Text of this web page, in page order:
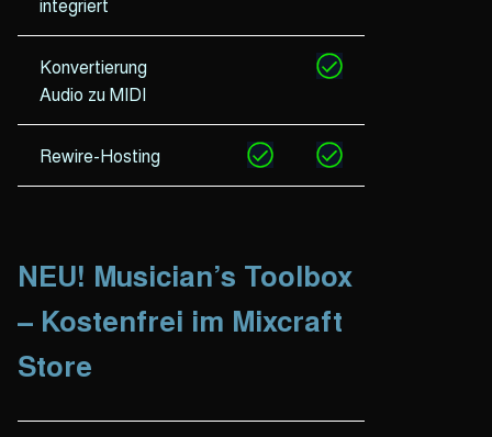
Konvertierung
Audio zu MIDI
Rewire-Hosting
NEU! Musician’s Toolbox
– Kostenfrei im Mixcraft
Store